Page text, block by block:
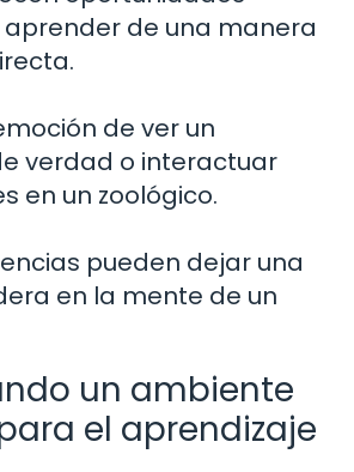
de una manera
de ver un
verdad o interactuar
en un zoológico.
pueden dejar una
en la mente de un
un ambiente
el aprendizaje